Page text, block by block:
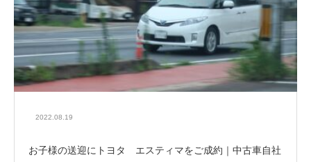
2022.08.19
お子様の送迎にトヨタ エスティマをご成約｜中古車自社